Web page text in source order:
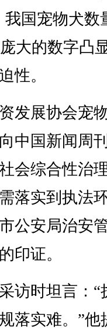
国宠物犬数
大的数字凸
性。
展协会宠
中国新闻周
会综合性治
落实到执法
公安局治安
印证。
时坦言：“
落实难。”他